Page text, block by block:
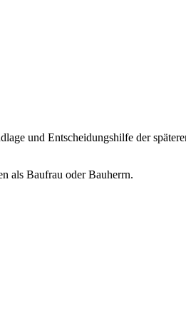
und Entscheidungshilfe der
als Baufrau oder Bauherrn.